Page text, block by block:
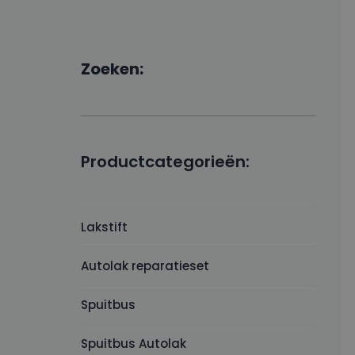
Zoeken:
Productcategorieën:
Lakstift
Autolak reparatieset
Spuitbus
Spuitbus Autolak